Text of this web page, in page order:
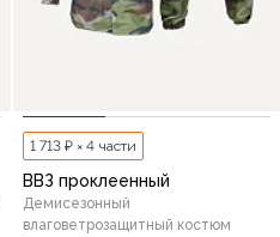
1 713 ₽ × 4 части
ВВЗ проклеенный
Демисезонный
влаговетрозащитный костюм